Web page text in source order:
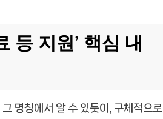
등 지원’ 핵심 내
명칭에서 알 수 있듯이, 구체적으로